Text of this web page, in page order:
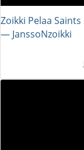
Zoikki Pelaa Saints
― JanssoNzoikki